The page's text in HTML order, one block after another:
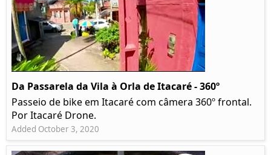
Da Passarela da Vila à Orla de Itacaré - 360º
Passeio de bike em Itacaré com câmera 360º frontal.
Por Itacaré Drone.
Added October 3, 2020